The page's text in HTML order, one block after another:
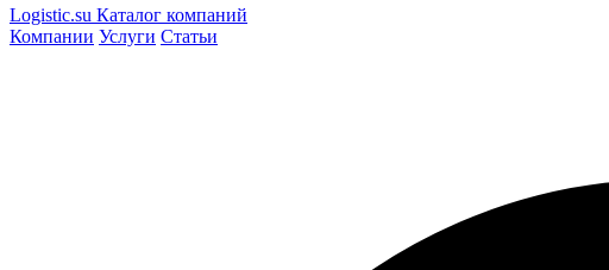
Logistic.su Каталог компаний
Компании Услуги Статьи